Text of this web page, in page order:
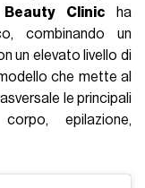
Beauty Clinic ha
combinando un
un elevato livello di
che mette al
le principali
epilazione,